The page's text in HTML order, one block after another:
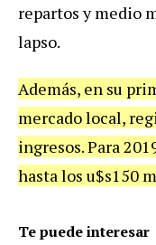
repartos y medio
lapso.
Además, en su
mercadolocal,
ingresos.Para
hasta los u$s150
Te puede interesar